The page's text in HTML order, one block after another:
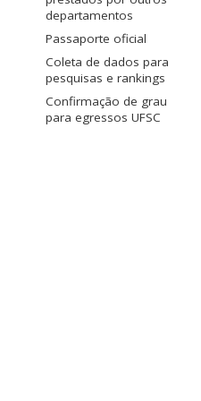
departamentos
Passaporte oficial
Coleta de dados para
pesquisas e rankings
Confirmação de grau
para egressos UFSC